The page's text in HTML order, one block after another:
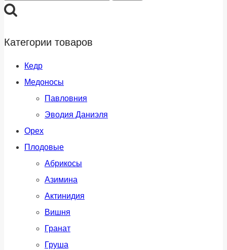
Категории товаров
Кедр
Медоносы
Павловния
Эводия Даниэля
Орех
Плодовые
Абрикосы
Азимина
Актинидия
Вишня
Гранат
Груша